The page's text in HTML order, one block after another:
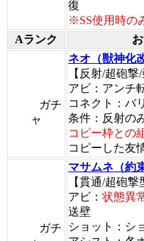
復
※SS使用時の
Aランク
ガチ
ャ
ネオ（獣神化
【反射/超砲撃/
アビ：アンチ
コネクト：バ
条件：反射の
コピー枠との
コピーした友
ガチ
マサムネ（約
【貫通/超砲撃
アビ： 状態異
送壁
ショット：シ